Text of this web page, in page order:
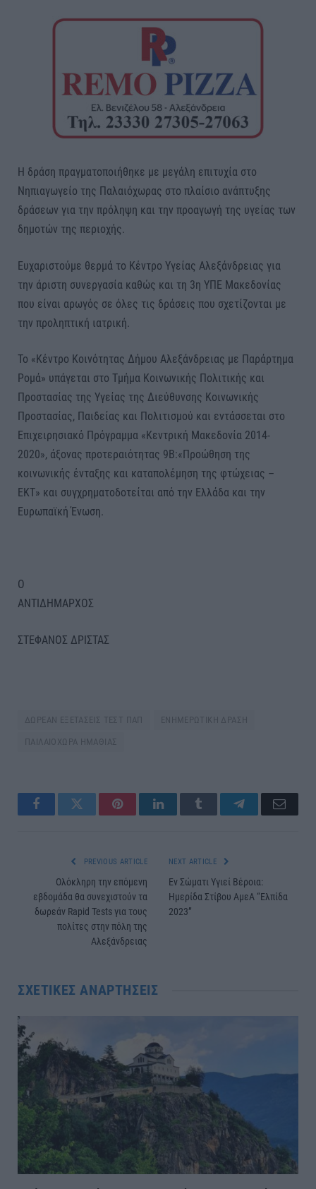
Η δράση πραγματοποιήθηκε με μεγάλη επιτυχία στο
Νηπιαγωγείο της Παλαιόχωρας στο πλαίσιο ανάπτυξης
δράσεων για την πρόληψη και την προαγωγή της υγείας των
δημοτών της περιοχής.
Ευχαριστούμε θερμά το Κέντρο Υγείας Αλεξάνδρειας για
την άριστη συνεργασία καθώς και τη 3η ΥΠΕ Μακεδονίας
που είναι αρωγός σε όλες τις δράσεις που σχετίζονται με
την προληπτική ιατρική.
Το «Κέντρο Κοινότητας Δήμου Αλεξάνδρειας με Παράρτημα
Ρομά» υπάγεται στο Τμήμα Κοινωνικής Πολιτικής και
Προστασίας της Υγείας της Διεύθυνσης Κοινωνικής
Προστασίας, Παιδείας και Πολιτισμού και εντάσσεται στο
Επιχειρησιακό Πρόγραμμα «Κεντρική Μακεδονία 2014-
2020», άξονας προτεραιότητας 9Β:«Προώθηση της
κοινωνικής ένταξης και καταπολέμηση της φτώχειας –
ΕΚΤ» και συγχρηματοδοτείται από την Ελλάδα και την
Ευρωπαϊκή Ένωση.
Ο
ΑΝΤΙΔΗΜΑΡΧΟΣ
ΣΤΕΦΑΝΟΣ ΔΡΙΣΤΑΣ
ΔΩΡΕΑΝ ΕΞΕΤΑΣΕΙΣ ΤΕΣΤ ΠΑΠ ΕΝΗΜΕΡΩΤΙΚΗ ΔΡΑΣΗ
ΠΑΙΛΑΙΟΧΩΡΑ ΗΜΑΘΙΑΣ
FacebookTwitter PinterestLinkedInTumblr TelegramEmail
PREVIOUS ARTICLE
Ολόκληρη την επόμενη
εβδομάδα θα συνεχιστούν τα
δωρεάν Rapid Tests για τους
πολίτες στην πόλη της
Αλεξάνδρειας
NEXT ARTICLE
Εν Σώματι Υγιεί Βέροια:
Ημερίδα Στίβου ΑμεΑ “Ελπίδα
2023”
ΣΧΕΤΙΚΈΣ ΑΝΑΡΤΉΣΕΙΣ